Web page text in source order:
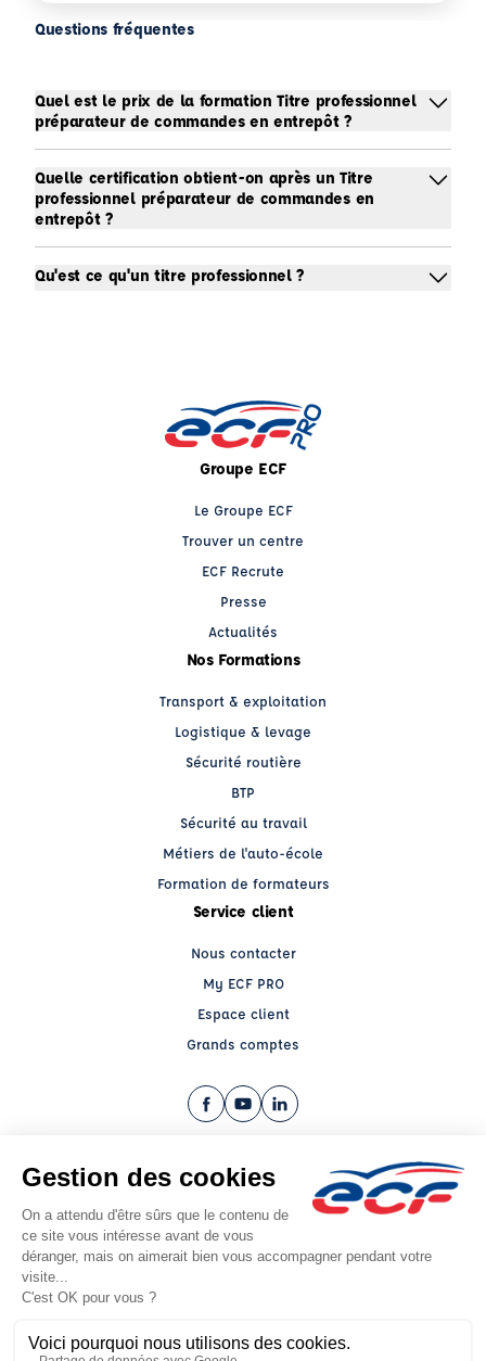
Questions fréquentes
Quel est le prix de la formation Titre professionnel
préparateur de commandes en entrepôt ?
Quelle certification obtient-on après un Titre
professionnel préparateur de commandes en
entrepôt ?
Qu'est ce qu'un titre professionnel ?
Groupe ECF
Le Groupe ECF
Trouver un centre
ECF Recrute
Presse
Actualités
Nos Formations
Transport & exploitation
Logistique & levage
Sécurité routière
BTP
Sécurité au travail
Métiers de l'auto-école
Formation de formateurs
Service client
Nous contacter
My ECF PRO
Espace client
Grands comptes
Facebook (nouvelle fenêtre)
YouTube (nouvelle fenêtre)
LinkedIn (nouvelle fenêtre)
CGV
Mentions légales
© 2026 École de Conduite Française. Tous droits réservés